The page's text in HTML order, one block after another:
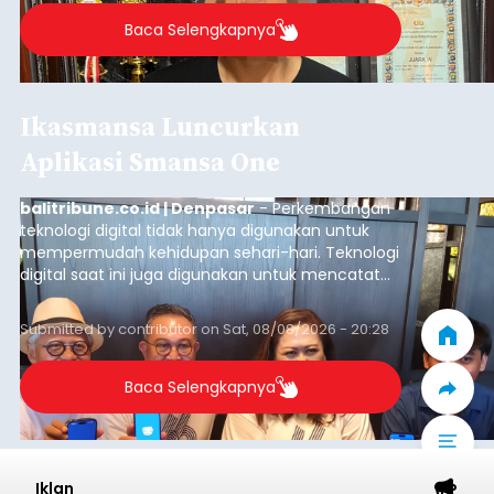
Baca Selengkapnya
Ikasmansa Luncurkan
Aplikasi Smansa One
balitribune.co.id | Denpasar- Perkembangan
teknologi digital tidak hanya digunakan untuk
mempermudah kehidupan sehari-hari. Teknologi
digital saat ini juga digunakan untuk mencatat
dan mengelola data base alumni dari suatu
sekolah, salah satunya adalah alumni SMA 1
Denpasar.
Submitted bycontributoron Sat, 08/08/2026 - 20:28
Baca Selengkapnya
Iklan